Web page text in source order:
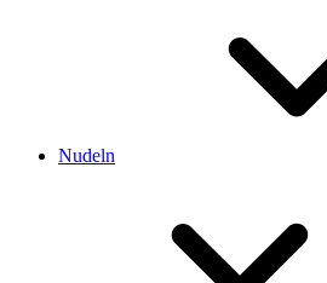
Nudeln